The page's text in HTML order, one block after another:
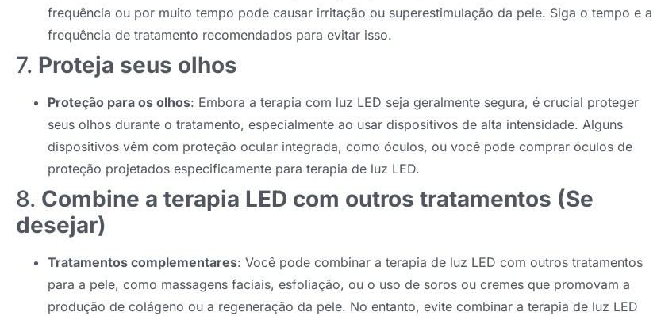
frequência ou por muito tempo pode causar irritação ou superestimulação da pele. Siga o tempo e a
frequência de tratamento recomendados para evitar isso.
7. Proteja seus olhos
Proteção para os olhos: Embora a terapia com luz LED seja geralmente segura, é crucial proteger
seus olhos durante o tratamento, especialmente ao usar dispositivos de alta intensidade. Alguns
dispositivos vêm com proteção ocular integrada, como óculos, ou você pode comprar óculos de
proteção projetados especificamente para terapia de luz LED.
8. Combine a terapia LED com outros tratamentos (Se
desejar)
Tratamentos complementares: Você pode combinar a terapia de luz LED com outros tratamentos
para a pele, como massagens faciais, esfoliação, ou o uso de soros ou cremes que promovam a
produção de colágeno ou a regeneração da pele. No entanto, evite combinar a terapia de luz LED